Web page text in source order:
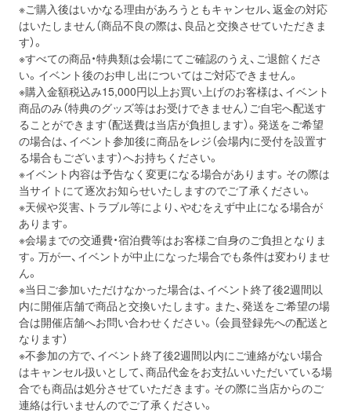
※ご購入後はいかなる理由があろうともキャンセル、返金の対応
はいたしません（商品不良の際は、良品と交換させていただきま
す）。
※すべての商品・特典類は会場にてご確認のうえ、ご退館くださ
い。イベント後のお申し出についてはご対応できません。
※購入金額税込み15,000円以上お買い上げのお客様は、イベント
商品のみ（特典のグッズ等はお受けできません）ご自宅へ配送す
ることができます（配送費は当店が負担します）。発送をご希望
の場合は、イベント参加後に商品をレジ（会場内に受付を設置す
る場合もございます）へお持ちください。
※イベント内容は予告なく変更になる場合があります。その際は
当サイトにて逐次お知らせいたしますのでご了承ください。
※天候や災害、トラブル等により、やむをえず中止になる場合が
あります。
※会場までの交通費・宿泊費等はお客様ご自身のご負担となりま
す。万が一、イベントが中止になった場合でも条件は変わりませ
ん。
※当日ご参加いただけなかった場合は、イベント終了後2週間以
内に開催店舗で商品と交換いたします。また、発送をご希望の場
合は開催店舗へお問い合わせください。（会員登録先への配送と
なります）
※不参加の方で、イベント終了後2週間以内にご連絡がない場合
はキャンセル扱いとして、商品代金をお支払いいただいている場
合でも商品は処分させていただきます。その際に当店からのご
連絡は行いませんのでご了承ください。